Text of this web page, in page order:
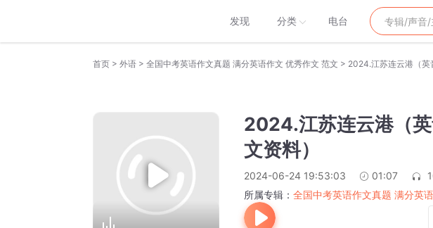
发现 分类 电台
首页 > 外语 > 全国中考英语作文真题 满分英语作文 优秀作文 范文 > 2024.江苏连云港（英
2024.江苏连云港（
文资料）
2024-06-24 19:53:03 01:07
所属专辑： 全国中考英语作文真题 满分英